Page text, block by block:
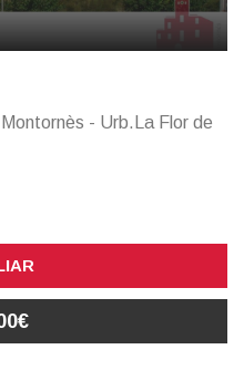
- Urb.La Flor de